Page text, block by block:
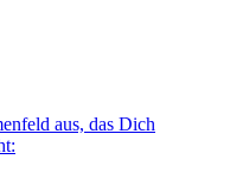
aus, das Dich